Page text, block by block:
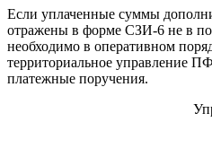
Если уплаченные суммы
отражены в форме СЗИ-6 не в
необходимо в оперативном
территориальное управление
платежные поручения.